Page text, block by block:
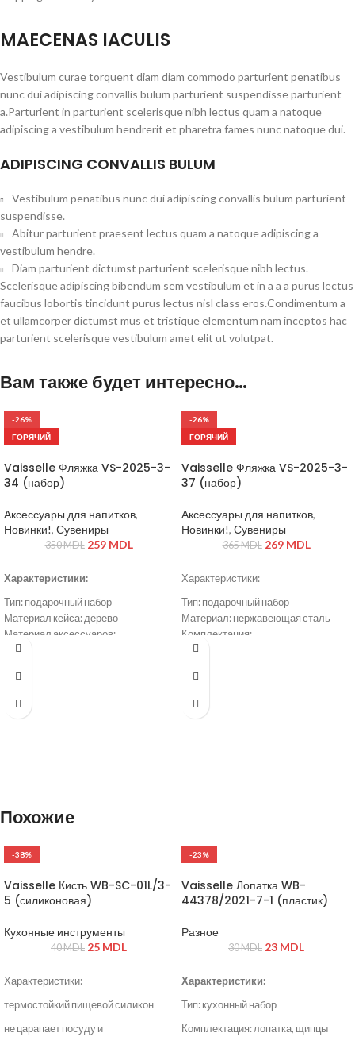
MAECENAS IACULIS
Vestibulum curae torquent diam diam commodo parturient penatibus
nunc dui adipiscing convallis bulum parturient suspendisse parturient
a.Parturient in parturient scelerisque nibh lectus quam a natoque
adipiscing a vestibulum hendrerit et pharetra fames nunc natoque dui.
ADIPISCING CONVALLIS BULUM
Vestibulum penatibus nunc dui adipiscing convallis bulum parturient
suspendisse.
Abitur parturient praesent lectus quam a natoque adipiscing a
vestibulum hendre.
Diam parturient dictumst parturient scelerisque nibh lectus.
Scelerisque adipiscing bibendum sem vestibulum et in a a a purus lectus
faucibus lobortis tincidunt purus lectus nisl class eros.Condimentum a
et ullamcorper dictumst mus et tristique elementum nam inceptos hac
parturient scelerisque vestibulum amet elit ut volutpat.
Вам также будет интересно…
-26%
ГОРЯЧИЙ
Vaisselle Фляжка VS-2025-3-
34 (набор)
Аксессуары для напитков,
Новинки!, Сувениры
350MDL 259 MDL
Характеристики:
Тип: подарочный набор
Материал кейса: дерево
Материал аксессуаров:
нержавеющая сталь / экокожа
Комплектация:
шахматные фигуры
-26%
ГОРЯЧИЙ
Vaisselle Фляжка VS-2025-3-
37 (набор)
Аксессуары для напитков,
Новинки!, Сувениры
365MDL 269 MDL
Характеристики:
Тип: подарочный набор
Материал: нержавеющая сталь
Комплектация:
фляга
воронка
перочинный нож с зажигалкой
Похожие
-38%
Vaisselle Кисть WB-SC-01L/3-
5 (силиконовая)
Кухонные инструменты
40MDL 25 MDL
Характеристики:
термостойкий пищевой силикон
не царапает посуду и
-23%
Vaisselle Лопатка WB-
44378/2021-7-1 (пластик)
Разное
30MDL 23 MDL
Характеристики:
Тип: кухонный набор
Комплектация: лопатка, щипцы